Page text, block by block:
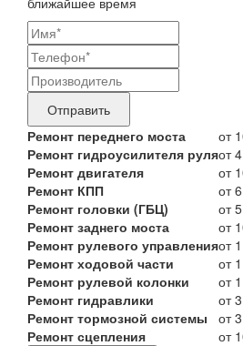
Ваши
контактные
данные
Название
бренда
продукта,
требующего
ремонта
Отправить
Ремонт переднего моста
от
Ремонт гидроусилителя руляот
Ремонт двигателя
от
Ремонт КПП
от
Ремонт головки (ГБЦ)
от
Ремонт заднего моста
от
Ремонт рулевого управленияот
Ремонт ходовой части
от
Ремонт рулевой колонки
от
Ремонт гидравлики
от
Ремонт тормозной системы
от
Ремонт сцепления
от